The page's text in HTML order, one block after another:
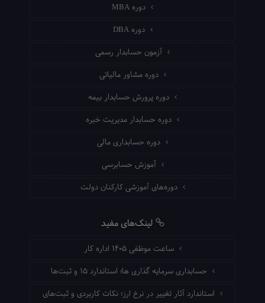
دوره MBA
دوره DBA
آزمون حسابدار رسمی
دوره مشاور مالیاتی
دوره پرورش حسابدار بیمه
دوره حسابدار مدیریت خبره
دوره حسابداری مالی
آموزش حسابرسی
دوره‌های آموزشی کارکنان دولت
لینک‌های مفید
ساعت موظفی ۱۴۰۵ اداره کار
حسابداری سرمایه گذاری ها؛ استاندارد ۱۵ و ثبت‌ها
استاندارد آثار تغییر در نرخ ارز؛ نکات کاربردی و ثبت‌های